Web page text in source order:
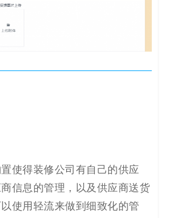
使得装修公司有自己的供应
信息的管理，以及供应商送货
使用轻流来做到细致化的管